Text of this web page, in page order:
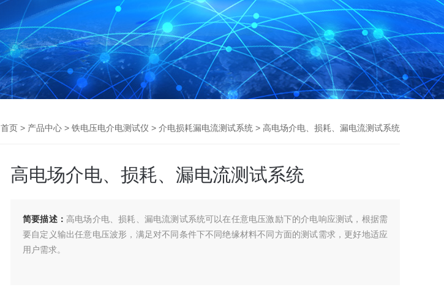
首页 > 产品中心 > 铁电压电介电测试仪 > 介电损耗漏电流测试系统 > 高电场介电、损耗、漏电流测试系统
高电场介电、损耗、漏电流测试系统
简要描述： 高电场介电、损耗、漏电流测试系统可以在任意电压激励下的介电响应测试，根据需
要自定义输出任意电压波形，满足对不同条件下不同绝缘材料不同方面的测试需求，更好地适应
用户需求。